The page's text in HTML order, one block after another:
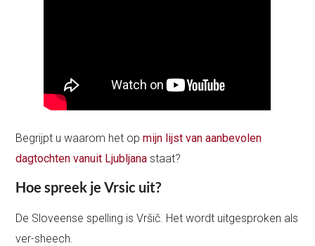
Begrijpt u waarom het opmijn lijst van aanbevolen
dagtochten vanuit Ljubljana staat?
Hoe spreek je Vrsic uit?
De Sloveense spelling is Vršič. Het wordt uitgesproken als
ver-sheech.